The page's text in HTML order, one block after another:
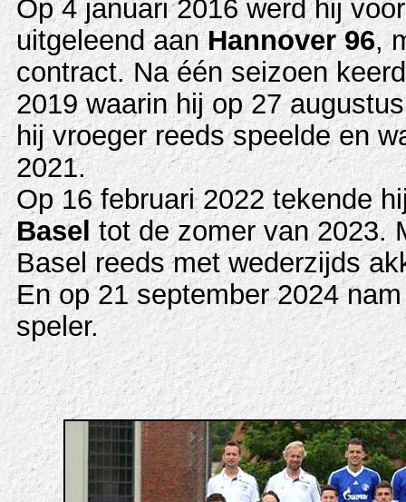
Op 4 januari 2016 werd hij
uitgeleend aanHannover 96,
contract. Na één seizoen
2019 waarin hij op 27
hij vroeger reeds speelde en
2021.
Op 16 februari 2022 tekende
Basel tot de zomer van 2023.
Basel reeds met wederzijds
En op 21 september 2024
speler.